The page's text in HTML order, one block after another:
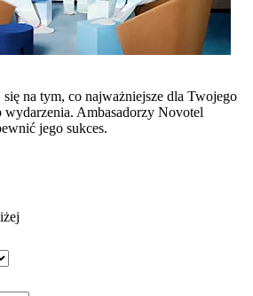
się na tym, co najważniejsze dla Twojego
wydarzenia. Ambasadorzy Novotel
jego sukces.